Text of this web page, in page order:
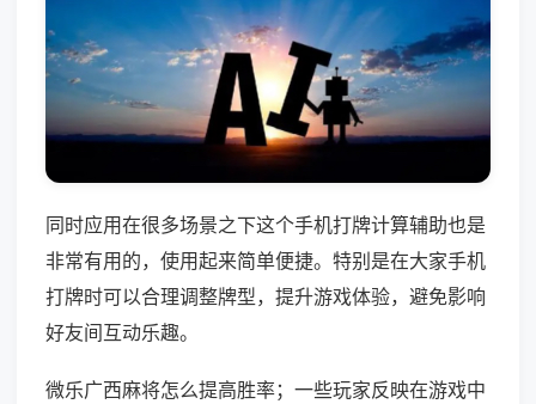
同时应用在很多场景之下这个手机打牌计算辅助也是
非常有用的，使用起来简单便捷。特别是在大家手机
打牌时可以合理调整牌型，提升游戏体验，避免影响
好友间互动乐趣。
微乐广西麻将怎么提高胜率；一些玩家反映在游戏中